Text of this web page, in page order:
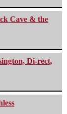
Cave & the
Di-rect,